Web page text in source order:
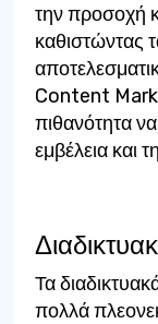
την προσοχή
καθιστώντας
Content
πιθανότητα
εμβέλεια και
Τα
πολλά